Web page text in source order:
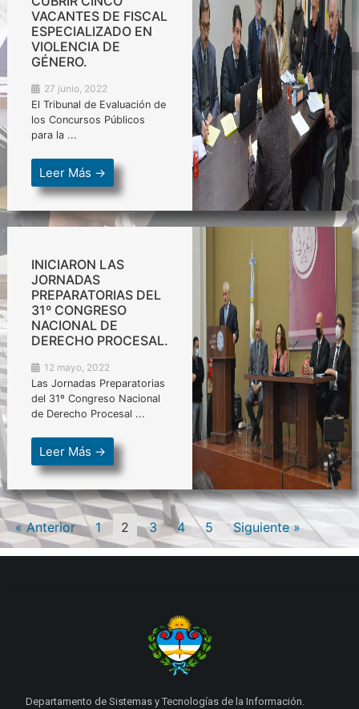
VACANTES DE FISCAL
ESPECIALIZADO EN
VIOLENCIA DE
GÉNERO.
27 junio, 2022
El Tribunal de Evaluación de
los Concursos Públicos
para la ...
Leer Más →
INICIARON LAS
JORNADAS
PREPARATORIAS DEL
31º CONGRESO
NACIONAL DE
DERECHO PROCESAL.
12 mayo, 2022
Las Jornadas Preparatorias
del 31º Congreso Nacional
de Derecho Procesal ...
Leer Más →
« Anterior 1 2 3 4 5 Siguiente »
Departamento de Sistemas y Tecnologías de la Información.